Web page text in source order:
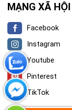
MẠNG XÃ HỘI
Facebook
Instagram
Youtube
Pinterest
TikTok